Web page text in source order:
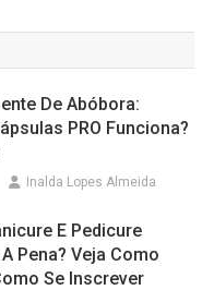
De Abóbora:
PRO Funciona?
Inalda Lopes Almeida
E Pedicure
A Pena? Veja Como
Se Inscrever